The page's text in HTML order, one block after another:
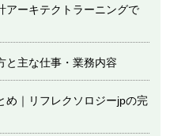
アーキテクトラーニングで
と主な仕事・業務内容
め｜リフレクソロジーjpの完